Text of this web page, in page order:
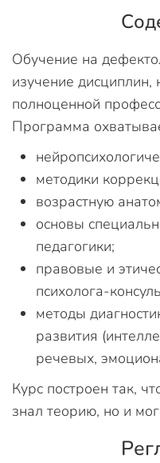
Обучение на
изучение
полноценной
Программа
методики
возрастную
основы
педагогики;
правовые и
психолога-
методы
развития
речевых,
Курс построен так,
знал теорию, но и